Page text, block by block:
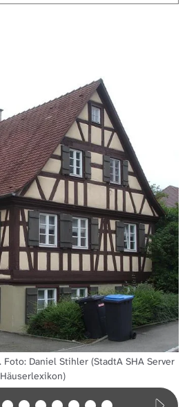
Daniel Stihler (StadtA SHA Server
Häuserlexikon)